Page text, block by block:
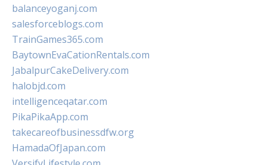
balanceyoganj.com
salesforceblogs.com
TrainGames365.com
BaytownEvaCationRentals.com
JabalpurCakeDelivery.com
halobjd.com
intelligenceqatar.com
PikaPikaApp.com
takecareofbusinessdfw.org
HamadaOfJapan.com